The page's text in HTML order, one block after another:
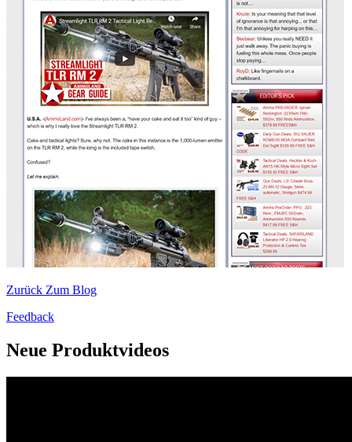
Zurück Zum Blog
Feedback
Neue Produktvideos